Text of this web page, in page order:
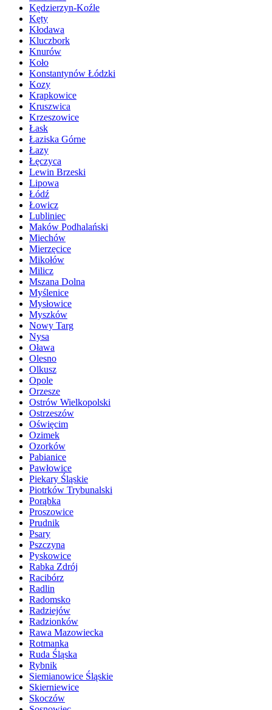
Kędzierzyn-Koźle
Kęty
Kłodawa
Kluczbork
Knurów
Koło
Konstantynów Łódzki
Kozy
Krapkowice
Kruszwica
Krzeszowice
Łask
Łaziska Górne
Łazy
Łęczyca
Lewin Brzeski
Lipowa
Łódź
Łowicz
Lubliniec
Maków Podhalański
Miechów
Mierzęcice
Mikołów
Milicz
Mszana Dolna
Myślenice
Mysłowice
Myszków
Nowy Targ
Nysa
Oława
Olesno
Olkusz
Opole
Orzesze
Ostrów Wielkopolski
Ostrzeszów
Oświęcim
Ozimek
Ozorków
Pabianice
Pawłowice
Piekary Śląskie
Piotrków Trybunalski
Porąbka
Proszowice
Prudnik
Psary
Pszczyna
Pyskowice
Rabka Zdrój
Racibórz
Radlin
Radomsko
Radziejów
Radzionków
Rawa Mazowiecka
Rotmanka
Ruda Śląska
Rybnik
Siemianowice Śląskie
Skierniewice
Skoczów